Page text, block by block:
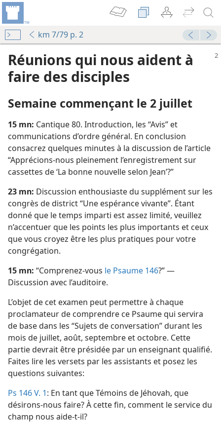
km 7/79 p. 2
Réunions qui nous aident à
faire des disciples
Semaine commençant le 2 juillet
15 mn: Cantique 80. Introduction, les “Avis” et
communications d’ordre général. En conclusion
consacrez quelques minutes à la discussion de l’article
“Apprécions-​nous pleinement l’enregistrement sur
cassettes de ‘La bonne nouvelle selon Jean’?”
23 mn: Discussion enthousiaste du supplément sur les
congrès de district “Une espérance vivante”. Étant
donné que le temps imparti est assez limité, veuillez
n’accentuer que les points les plus importants et ceux
que vous croyez être les plus pratiques pour votre
congrégation.
15 mn: “Comprenez-​vous le Psaume 146?” —
Discussion avec l’auditoire.
L’objet de cet examen peut permettre à chaque
proclamateur de comprendre ce Psaume qui servira
de base dans les “Sujets de conversation” durant les
mois de juillet, août, septembre et octobre. Cette
partie devrait être présidée par un enseignant qualifié.
Faites lire les versets par les assistants et posez les
questions suivantes:
Ps 146 V. 1: En tant que Témoins de Jéhovah, que
désirons-​nous faire? À cette fin, comment le service du
champ nous aide-​t-​il?